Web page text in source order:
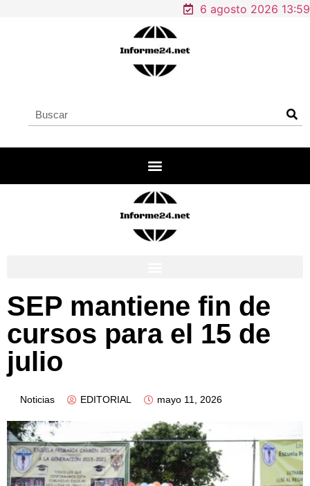
6 agosto 2026 13:59
SEP mantiene fin de
cursos para el 15 de
julio
Noticias EDITORIAL mayo 11, 2026